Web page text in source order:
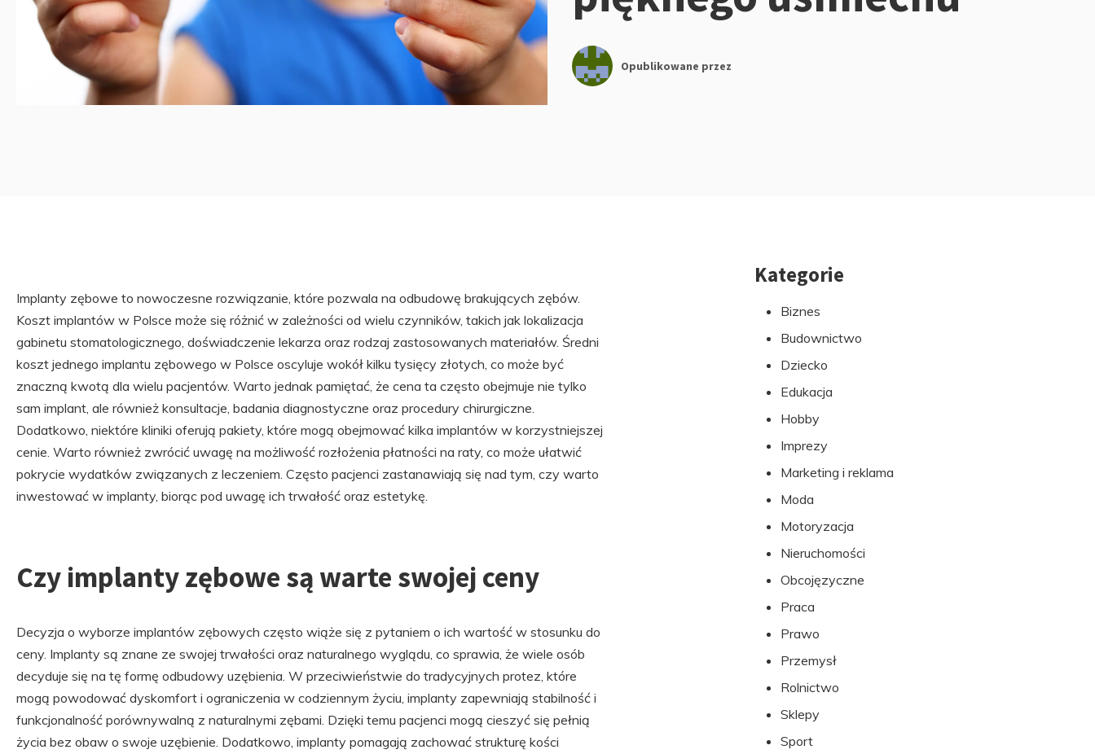
Opublikowane przez
Implanty zębowe to nowoczesne rozwiązanie, które pozwala na odbudowę brakujących zębów.
Koszt implantów w Polsce może się różnić w zależności od wielu czynników, takich jak lokalizacja
gabinetu stomatologicznego, doświadczenie lekarza oraz rodzaj zastosowanych materiałów. Średni
koszt jednego implantu zębowego w Polsce oscyluje wokół kilku tysięcy złotych, co może być
znaczną kwotą dla wielu pacjentów. Warto jednak pamiętać, że cena ta często obejmuje nie tylko
sam implant, ale również konsultacje, badania diagnostyczne oraz procedury chirurgiczne.
Dodatkowo, niektóre kliniki oferują pakiety, które mogą obejmować kilka implantów w korzystniejszej
cenie. Warto również zwrócić uwagę na możliwość rozłożenia płatności na raty, co może ułatwić
pokrycie wydatków związanych z leczeniem. Często pacjenci zastanawiają się nad tym, czy warto
inwestować w implanty, biorąc pod uwagę ich trwałość oraz estetykę.
Czy implanty zębowe są warte swojej ceny
Decyzja o wyborze implantów zębowych często wiąże się z pytaniem o ich wartość w stosunku do
ceny. Implanty są znane ze swojej trwałości oraz naturalnego wyglądu, co sprawia, że wiele osób
decyduje się na tę formę odbudowy uzębienia. W przeciwieństwie do tradycyjnych protez, które
mogą powodować dyskomfort i ograniczenia w codziennym życiu, implanty zapewniają stabilność i
funkcjonalność porównywalną z naturalnymi zębami. Dzięki temu pacjenci mogą cieszyć się pełnią
życia bez obaw o swoje uzębienie. Dodatkowo, implanty pomagają zachować strukturę kości
PrzejdźKategorie
Biznes
Budownictwo
Dziecko
Edukacja
Hobby
Imprezy
Marketing i reklama
Moda
Motoryzacja
Nieruchomości
Obcojęzyczne
Praca
Prawo
Przemysł
Rolnictwo
Sklepy
Sport